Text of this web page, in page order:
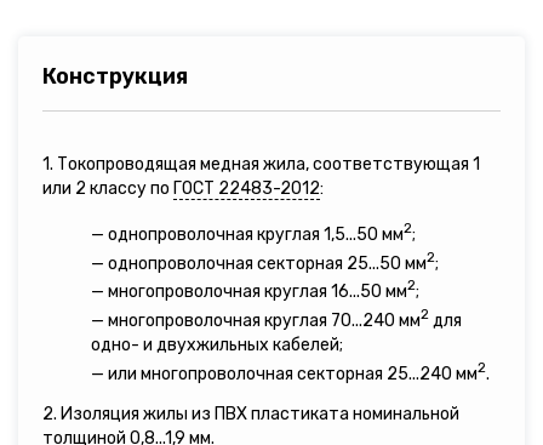
Конструкция
1. Токопроводящая медная жила, соответствующая 1
или 2 классу по ГОСТ 22483-2012:
— однопроволочная круглая 1,5...50 мм2;
— однопроволочная секторная 25...50 мм2;
— многопроволочная круглая 16...50 мм2;
— многопроволочная круглая 70...240 мм2 для
одно- и двухжильных кабелей;
— или многопроволочная секторная 25...240 мм2.
2. Изоляция жилы из ПВХ пластиката номинальной
толщиной 0,8...1,9 мм.